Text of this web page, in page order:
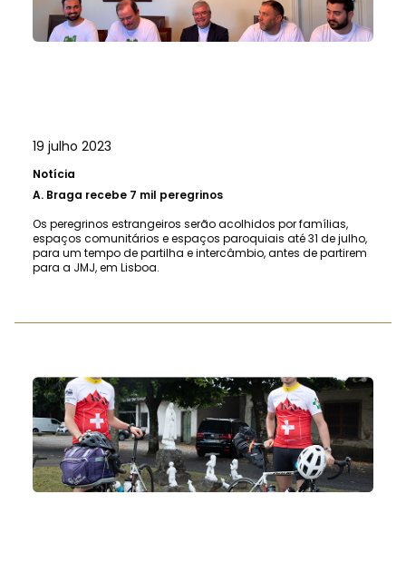
19 julho 2023
Notícia
A. Braga recebe 7 mil peregrinos
Os peregrinos estrangeiros serão acolhidos por famílias,
espaços comunitários e espaços paroquiais até 31 de julho,
para um tempo de partilha e intercâmbio, antes de partirem
para a JMJ, em Lisboa.